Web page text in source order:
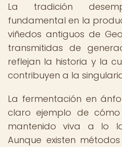
La tradición
fundamental en la
viñedos antiguos de
transmitidas de
reflejan la historia y la
contribuyen a la
La fermentación en
claro ejemplo de
mantenido viva a lo
Aunque existen